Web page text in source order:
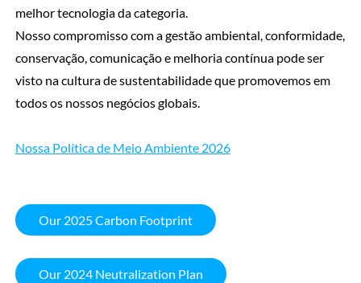
melhor tecnologia da categoria.
Nosso compromisso com a gestão ambiental, conformidade,
conservação, comunicação e melhoria contínua pode ser
visto na cultura de sustentabilidade que promovemos em
todos os nossos negócios globais.
Nossa Política de Meio Ambiente 2026
Our 2025 Carbon Footprint
Our 2024 Neutralization Plan